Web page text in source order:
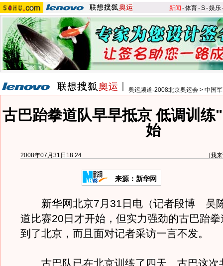
新闻 -体育-S-娱乐
奥运频道-2008北京奥运会 > 中国
古巴跆拳道队早早抵京 低调训练
始
2008年07月31日18:24 [我
来源：新华网
新华网北京7月31日电（记者段博 吴
道比赛20日才开始，但实力强劲的古巴跆
到了北京，而且面对记者采访一言不发。
古巴队已在北京训练了四天。古巴这次